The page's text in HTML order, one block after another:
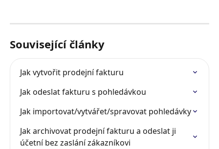
Související články
Jak vytvořit prodejní fakturu
Jak odeslat fakturu s pohledávkou
Jak importovat/vytvářet/spravovat pohledávky
Jak archivovat prodejní fakturu a odeslat ji
účetní bez zaslání zákazníkovi